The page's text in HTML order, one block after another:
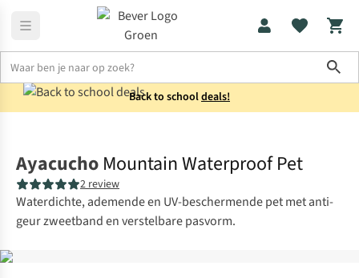
Back to schooldeals!
Ayacucho Mountain Waterproof Pet
2 review
Waterdichte, ademende en UV-beschermende pet met anti-
geur zweetband en verstelbare pasvorm.